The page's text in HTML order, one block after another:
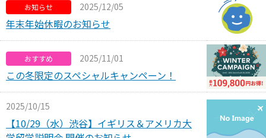
お知らせ 2025/12/05
年末年始休暇のお知らせ
おすすめ 2025/11/01
この冬限定のスペシャルキャンペーン！
2025/10/15
【10/29（水）渋谷】イギリス＆アメリカ大